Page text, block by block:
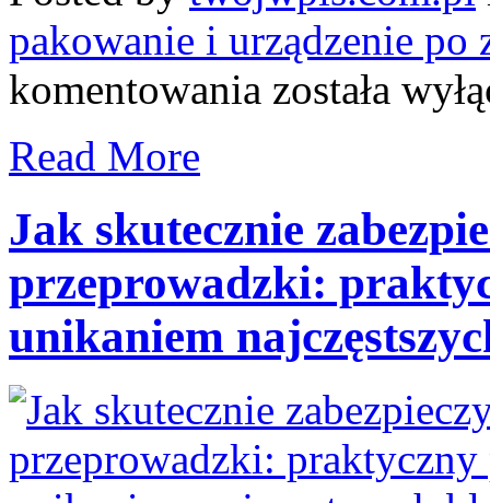
pakowanie i urządzenie po
komentowania
prawidłowo
uniknąć
uszkodzeń
i
zabrudzeń
została
Read More
Jak skutecznie
przeprowadzki:
unikaniem